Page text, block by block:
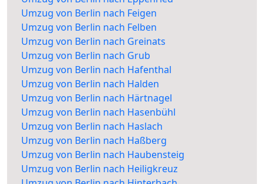
Umzug von Berlin nach Feigen
Umzug von Berlin nach Felben
Umzug von Berlin nach Greinats
Umzug von Berlin nach Grub
Umzug von Berlin nach Hafenthal
Umzug von Berlin nach Halden
Umzug von Berlin nach Härtnagel
Umzug von Berlin nach Hasenbühl
Umzug von Berlin nach Haslach
Umzug von Berlin nach Haßberg
Umzug von Berlin nach Haubensteig
Umzug von Berlin nach Heiligkreuz